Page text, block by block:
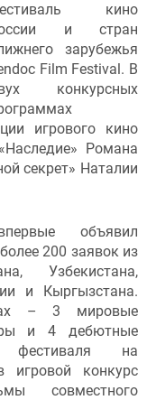
кино
и стран
зарубежья
Film Festival. В
конкурсных
игрового кино
Романа
секрет» Наталии
объявил
200 заявок из
Узбекистана,
и Кыргызстана.
– 3 мировые
и 4 дебютные
фестиваля на
игровой конкурс
совместного